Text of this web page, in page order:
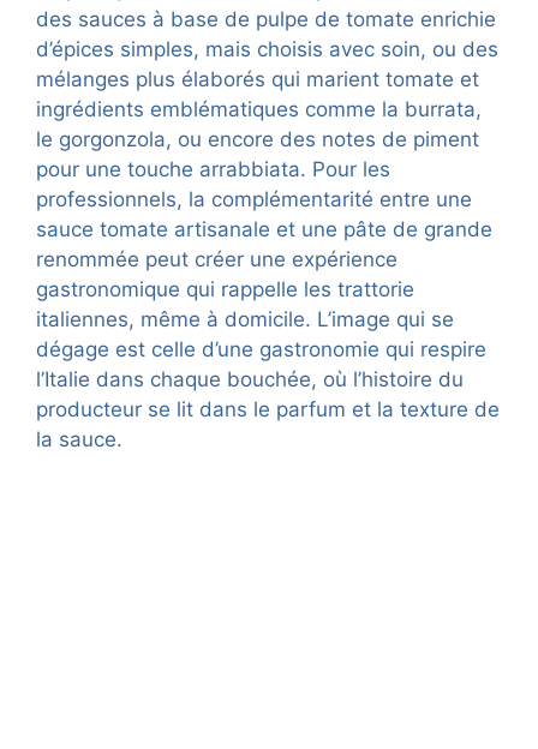
des sauces à base de pulpe de tomate enrichie
d’épices simples, mais choisis avec soin, ou des
mélanges plus élaborés qui marient tomate et
ingrédients emblématiques comme la burrata,
le gorgonzola, ou encore des notes de piment
pour une touche arrabbiata. Pour les
professionnels, la complémentarité entre une
sauce tomate artisanale et une pâte de grande
renommée peut créer une expérience
gastronomique qui rappelle les trattorie
italiennes, même à domicile. L’image qui se
dégage est celle d’une gastronomie qui respire
l’Italie dans chaque bouchée, où l’histoire du
producteur se lit dans le parfum et la texture de
la sauce.